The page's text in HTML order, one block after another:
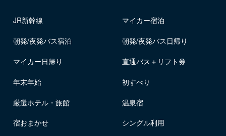
JR新幹線 マイカー宿泊
朝発/夜発バス宿泊 朝発/夜発バス日帰り
マイカー日帰り 直通バス＋リフト券
年末年始 初すべり
厳選ホテル・旅館 温泉宿
宿おまかせ シングル利用